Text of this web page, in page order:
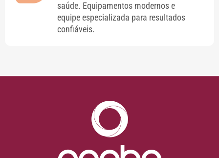
saúde. Equipamentos modernos e
equipe especializada para resultados
confiáveis.